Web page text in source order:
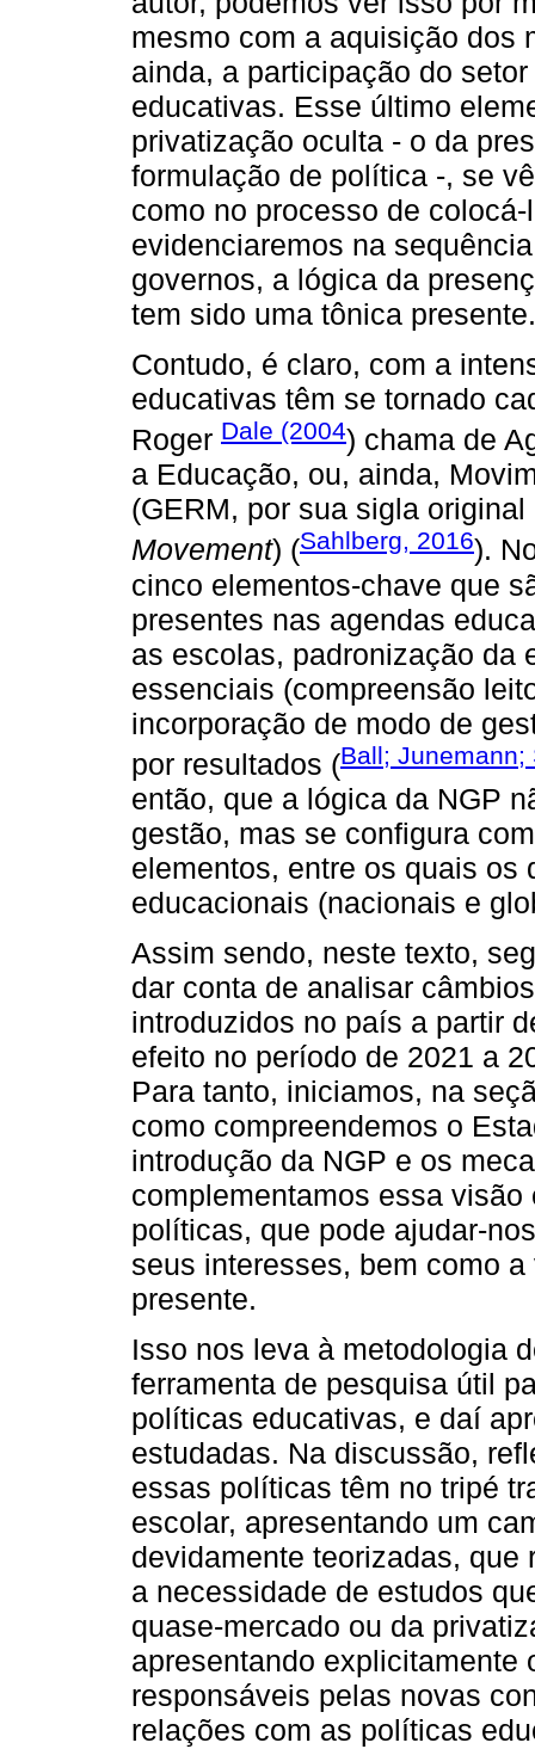
mesmo com a aquisição dos
ainda, a participação do
educativas. Esse último
privatização oculta - o da
formulação de política -, se
como no processo de
evidenciaremos na
governos, a lógica da
tem sido uma tônica presente.
Contudo, é claro, com a
educativas têm se tornado
Roger Dale (2004) chama de
a Educação, ou, ainda,
(GERM, por sua sigla
Movement) (Sahlberg, 2016).
cinco elementos-chave que
presentes nas agendas
as escolas, padronização da
essenciais (compreensão
incorporação de modo de
por resultados (Ball; Junemann;
então, que a lógica da NGP
gestão, mas se configura
elementos, entre os quais os
educacionais (nacionais e
Assim sendo, neste texto,
dar conta de analisar
introduzidos no país a partir
efeito no período de 2021 a
Para tanto, iniciamos, na
como compreendemos o
introdução da NGP e os
complementamos essa
políticas, que pode ajudar-
seus interesses, bem como
presente.
Isso nos leva à metodologia
ferramenta de pesquisa útil
políticas educativas, e daí
estudadas. Na discussão,
essas políticas têm no tripé
escolar, apresentando um
devidamente teorizadas, que
a necessidade de estudos
quase-mercado ou da
apresentando explicitamente
responsáveis pelas novas
relações com as políticas